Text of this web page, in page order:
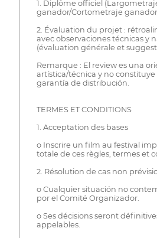
1. Diplôme officiel
ganador/Cortometraje
2. Évaluation du projet :
avec observaciones técnicas y
(évaluation générale et
Remarque : El review es una
artística/técnica y no constituye
garantía de distribución.
TERMES ET CONDITIONS
1. Acceptation des bases
o Inscrire un film au festival
totale de ces règles, termes et
2. Résolution de cas non
o Cualquier situación no
por el Comité Organizador.
o Ses décisions seront
appelables.